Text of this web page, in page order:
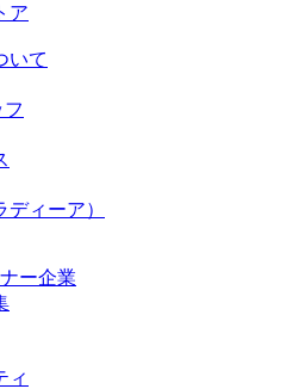
ト
ア
いて
ィーア）
ー企業
ィ